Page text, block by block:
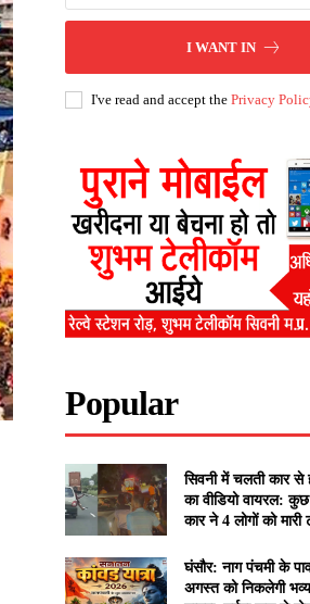
I WANT IN
I've read and accept thePrivacy
Popular
सिवनी में चलती कार से
का वीडियो वायरल: कुछ
कार ने 4 लोगों को
घंसौर: नाग पंचमी के
अगस्त को निकलेगी